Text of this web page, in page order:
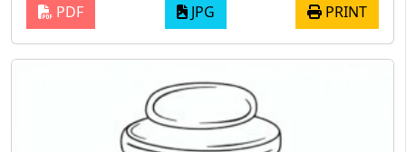
PDF JPG PRINT